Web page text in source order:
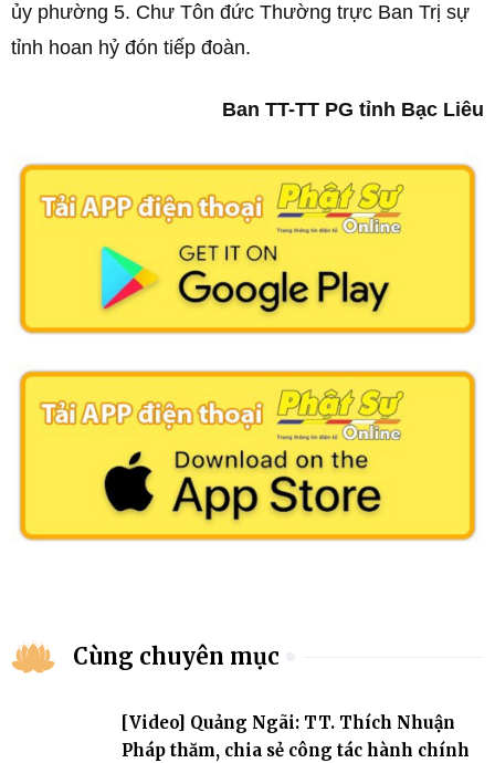
ủy phường 5. Chư Tôn đức Thường trực Ban Trị sự
tỉnh hoan hỷ đón tiếp đoàn.
Ban TT-TT PG tỉnh Bạc Liêu
Cùng chuyên mục
[Video] Quảng Ngãi: TT. Thích Nhuận
Pháp thăm, chia sẻ công tác hành chính